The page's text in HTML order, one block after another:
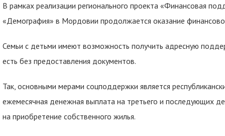
В рамках реализации регионального проекта «Финансовая
«Демография» в Мордовии продолжается оказание
Семьи с детьми имеют возможность получить адресную
есть без предоставления документов.
Так, основными мерами соцподдержки является
ежемесячная денежная выплата на третьего и последующих
на приобретение собственного жилья.